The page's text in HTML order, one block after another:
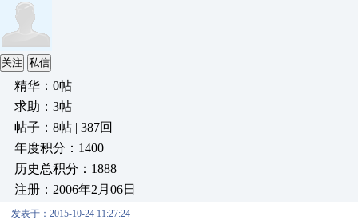
关注 私信
精华：0帖
求助：3帖
帖子：8帖 | 387回
年度积分：1400
历史总积分：1888
注册：2006年2月06日
发表于：2015-10-24 11:27:24